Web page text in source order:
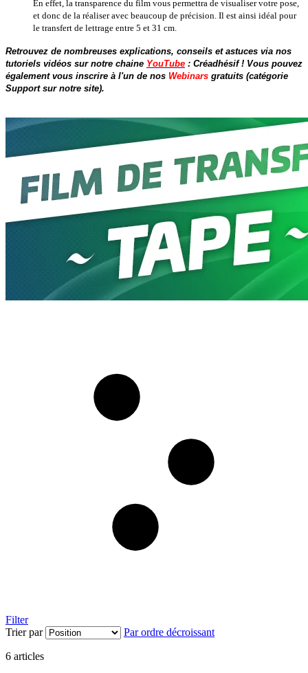
En effet, la transparence du film vous permettra de visualiser votre pose,
et donc de la réaliser avec beaucoup de précision. Il est ainsi idéal pour
le transfert de lettrage entre 5 et 31 cm.
Retrouvez de nombreuses explications, conseils et astuces via nos
tutoriels vidéos sur notre chaine YouTube : Créadhésif ! Vous pouvez
également vous inscrire à l'un de nos Webinars gratuits (catégorie
Support sur notre site).
Filter
Trier par
Par ordre décroissant
6 articles